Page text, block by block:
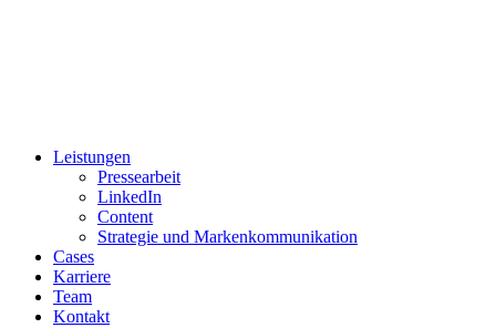
Leistungen
Pressearbeit
LinkedIn
Content
Strategie und Markenkommunikation
Cases
Karriere
Team
Kontakt